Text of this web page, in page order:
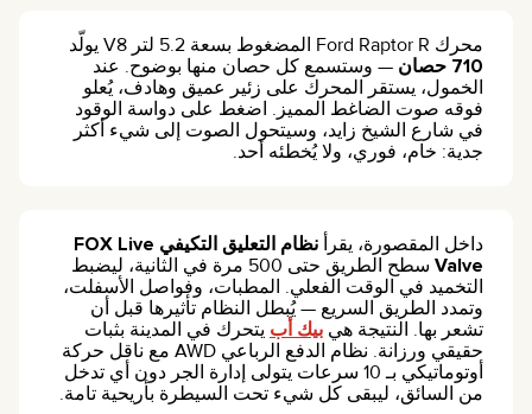
محرك Ford Raptor R المضغوط بسعة 5.2 لتر V8 يولّد
710 حصان
— وستسمع كل حصان منها بوضوح. عند
الخمول، يستقر المحرك على زئير عميق وهادف، يُعلو
فوقه صوت الضاغط المميز. اضغط على دواسة الوقود
في شارع الشيخ زايد، وسيتحول الصوت إلى شيء أكثر
جدية: خام، فوري، ولا يُخطئه أحد.
داخل المقصورة، يقرأ
نظام التعليق التكيفي FOX Live
Valve
سطح الطريق حتى 500 مرة في الثانية، ليضبط
التخميد في الوقت الفعلي. المطبات، وفواصل الأسفلت،
وتمدد الطريق السريع — يُبطل النظام تأثيرها قبل أن
تشعر بها. النتيجة هي بيك أب يتحرك في المدينة بثبات
حقيقي ورزانة. نظام الدفع الرباعي AWD مع ناقل حركة
أوتوماتيكي بـ 10 سرعات يتولى إدارة الجر دون أي تدخل
من السائق، ليبقى كل شيء تحت السيطرة بأريحية تامة.